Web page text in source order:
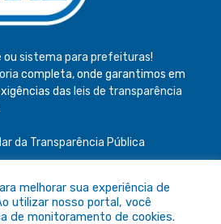
ou sistema para prefeituras!
completa, onde garantimos em
das leis de transparência
da Transparência Pública
a Câmara de São Félix do Araguaia
melhorar sua experiência de
utilizar nosso portal, você
de monitoramento de cookies.